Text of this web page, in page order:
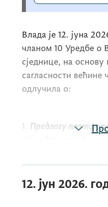
Влада је 12. јуна
чланом 10 Уредбе о
сједнице, на
сагласности већине
одлучила о:
1.
Предлогу
конференцији
Горе и радну посјету
Црне Горе
12. јун 2026.